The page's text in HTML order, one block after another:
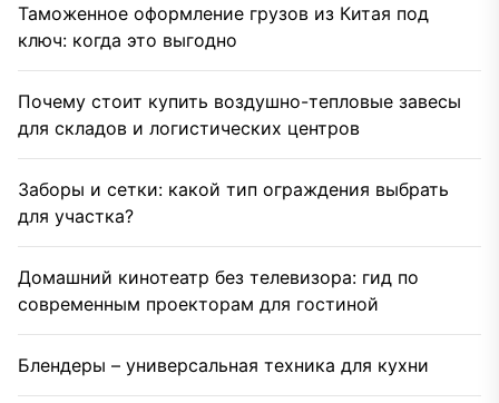
Таможенное оформление грузов из Китая под
ключ: когда это выгодно
Почему стоит купить воздушно-тепловые завесы
для складов и логистических центров
Заборы и сетки: какой тип ограждения выбрать
для участка?
Домашний кинотеатр без телевизора: гид по
современным проекторам для гостиной
Блендеры – универсальная техника для кухни